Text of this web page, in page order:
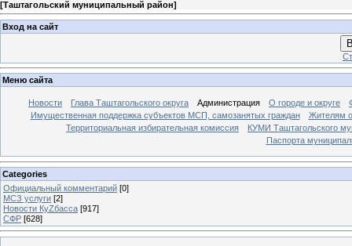
[Таштагольский муниципальный район]
Вход на сайт
Меню сайта
Новости Глава Таштагольского округа Администрация О городе и округе
Имущественная поддержка субъектов МСП, самозанятых граждан
Жителям
Территориальная избирательная комиссия
КУМИ Таштагольского
Паспорта
Categories
Официальный комментарий [0]
МСЗ услуги [2]
Новости КуZбасса [917]
СФР [628]